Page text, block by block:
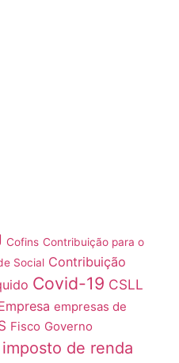
Cofins Contribuição para o
Social Contribuição
Covid-19 CSLL
empresas de
Fisco Governo
imposto de renda